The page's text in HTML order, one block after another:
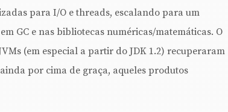
para I/O e threads, escalando para um
GC e nas bibliotecas numéricas/matemáticas. O
(em especial a partir do JDK 1.2) recuperaram
por cima de graça, aqueles produtos